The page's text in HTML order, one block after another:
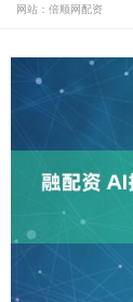
网站：倍顺网配资